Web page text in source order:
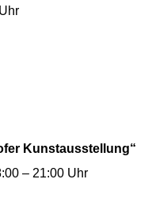
Kunstausstellung“
– 21:00 Uhr